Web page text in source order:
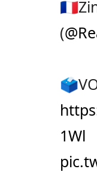
(
1Wl